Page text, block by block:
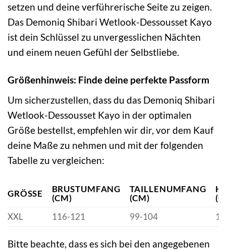
setzen und deine verführerische Seite zu zeigen.
Das Demoniq Shibari Wetlook-Dessousset Kayo
ist dein Schlüssel zu unvergesslichen Nächten
und einem neuen Gefühl der Selbstliebe.
Größenhinweis: Finde deine perfekte Passform
Um sicherzustellen, dass du das Demoniq Shibari
Wetlook-Dessousset Kayo in der optimalen
Größe bestellst, empfehlen wir dir, vor dem Kauf
deine Maße zu nehmen und mit der folgenden
Tabelle zu vergleichen:
GRÖSSE
BRUSTUMFANG
(CM)
TAILLENUMFANG
(CM)
XXL
116-121 99-104
Bitte beachte, dass es sich bei den angegebenen